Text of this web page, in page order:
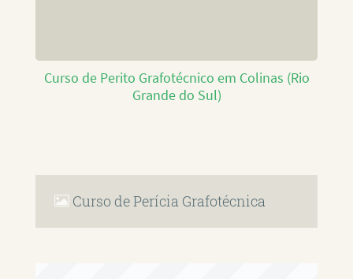
Curso de Perito Grafotécnico em Colinas (Rio
Grande do Sul)
Curso de Perícia Grafotécnica